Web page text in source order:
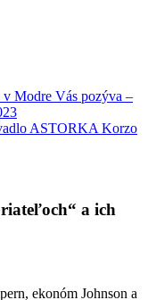
v Modre Vás pozýva –
ASTORKA Korzo
a ich
ekonóm Johnson a